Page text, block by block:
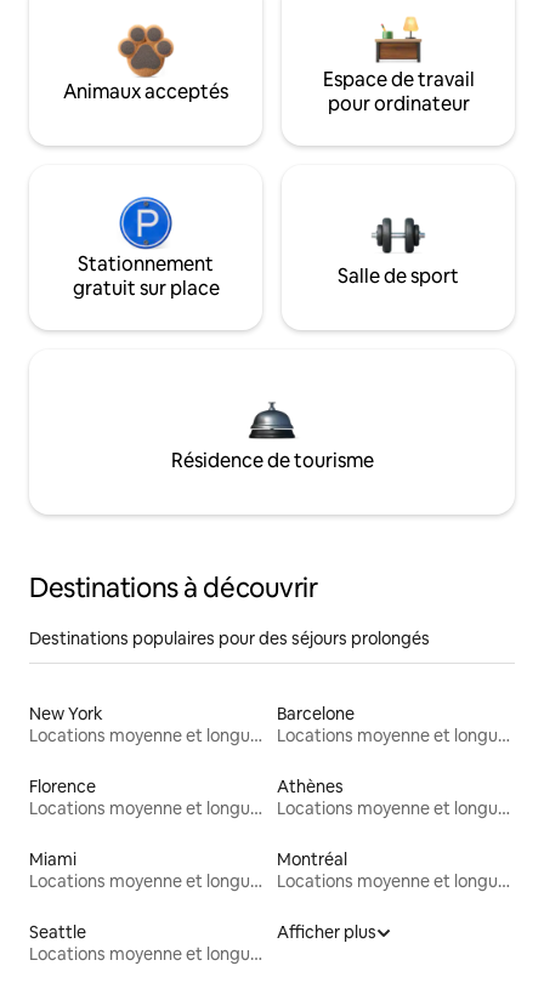
Animaux acceptés
Espace de travail
pour ordinateur
Stationnement
gratuit sur place
Salle de sport
Résidence de tourisme
Destinations à découvrir
Destinations populaires pour des séjours prolongés
New York
Locations moyenne et longue durée
Barcelone
Locations moyenne et longue durée
Florence
Locations moyenne et longue durée
Athènes
Locations moyenne et longue durée
Miami
Locations moyenne et longue durée
Montréal
Locations moyenne et longue durée
Seattle
Locations moyenne et longue durée
Afficher plus